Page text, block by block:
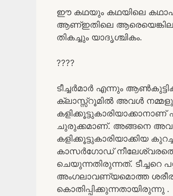
ഈ കഥയും കഥയിലെ
ആണ്ഇതിലെ
തികച്ചും യാദൃശ്ചികം.
????
ടീച്ചർമാർ എന്നും
ക്ലാസ്സ്‌റൂമിൽ അവൾ
ചുരുക്കമാണ്. അങ്ങനെ അവളെ
കളിക്കൂട്ടുകാരിയാക്കിയ
കാസർഗോഡ്
ചെയുന്നതിരുന്നത്. ടീച്ചറെ
അംഗലാവണ്യമൊത്ത
കൊതിപ്പിക്കുന്നതായിരുന്നു .